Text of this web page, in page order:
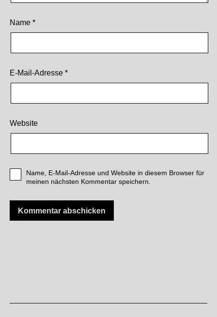
Name *
E-Mail-Adresse *
Website
Name, E-Mail-Adresse und Website in diesem Browser für
meinen nächsten Kommentar speichern.